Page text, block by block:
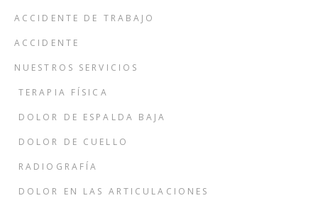
ACCIDENTE DE TRABAJO
ACCIDENTE
NUESTROS SERVICIOS
TERAPIA FÍSICA
DOLOR DE ESPALDA BAJA
DOLOR DE CUELLO
RADIOGRAFÍA
DOLOR EN LAS ARTICULACIONES